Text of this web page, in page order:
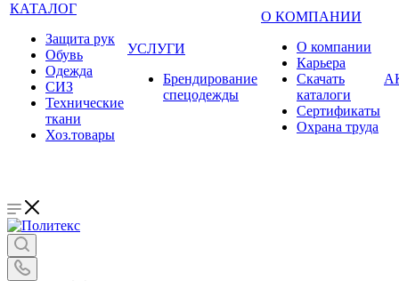
КАТАЛОГ
Защита рук
Обувь
Одежда
СИЗ
Технические
ткани
Хоз.товары
УСЛУГИ
Брендирование
спецодежды
О КОМПАНИИ
О компании
Карьера
Cкачать
каталоги
Сертификаты
Охрана труда